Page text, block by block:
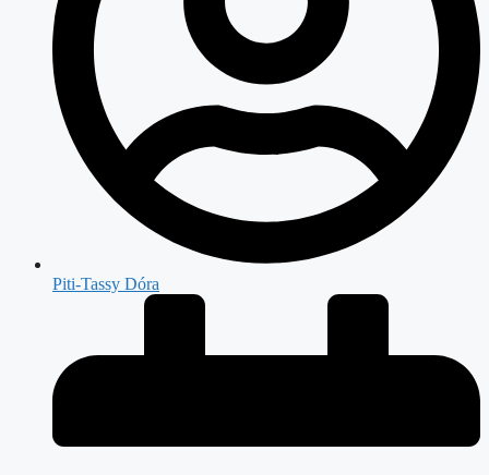
Piti-Tassy Dóra